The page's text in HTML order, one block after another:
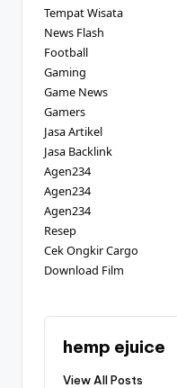
Tempat Wisata
News Flash
Football
Gaming
Game News
Gamers
Jasa Artikel
Jasa Backlink
Agen234
Agen234
Agen234
Resep
Cek Ongkir Cargo
Download Film
hemp ejuice
View All Posts